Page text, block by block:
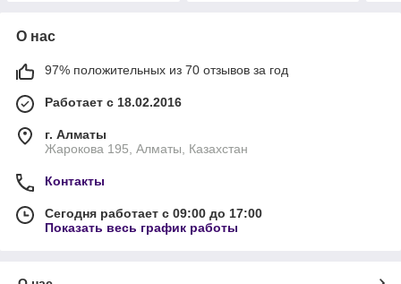
О нас
97% положительных из 70 отзывов за год
Работает с 18.02.2016
г. Алматы
Жарокова 195, Алматы, Казахстан
Контакты
Сегодня работает с 09:00 до 17:00
Показать весь график работы